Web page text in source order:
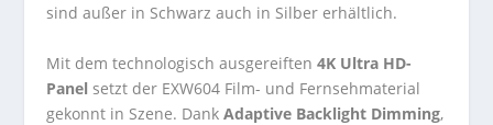
sind außer in Schwarz auch in Silber erhältlich.
Mit dem technologisch ausgereiften4K Ultra HD-
Panel setzt der EXW604 Film- und Fernsehmaterial
gekonnt in Szene. DankAdaptive Backlight Dimming,